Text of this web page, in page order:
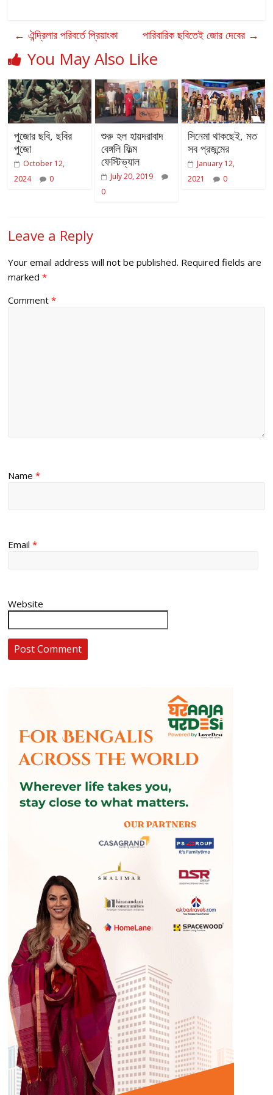
← ঐন্দ্রিলার পরিবর্তে প্রিয়াংকা পারিবারিক ছবিতেই জোর দেবের →
You May Also Like
পুজোর ছবি, ছবির
পুজো
October 12,
2024
0
শুরু হল হায়দরাবাদ
বেঙ্গলি ফিল্ম
ফেস্টিভ্যাল
July 20, 2019
0
সিনেমা থাকছেই, মত
সব প্রজন্মের
January 12,
2021
0
Leave a Reply
Your email address will not be published. Required fields are
marked*
Comment*
Name*
Email*
Website